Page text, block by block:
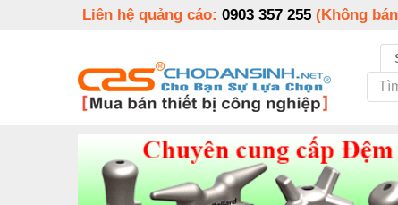
Liên hệ quảng cáo: 0903 357 255 (Không